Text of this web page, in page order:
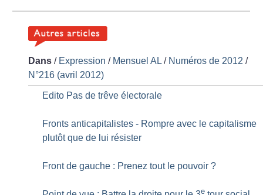
Dans / Expression / Mensuel AL / Numéros de 2012 /
N°216 (avril 2012)
Edito Pas de trêve électorale
Fronts anticapitalistes - Rompre avec le capitalisme
plutôt que de lui résister
Front de gauche : Prenez tout le pouvoir ?
e